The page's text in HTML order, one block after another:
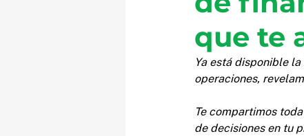
que te
Ya está disponible
operaciones,
Te compartimos
de decisiones en tu